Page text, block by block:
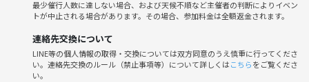
・勧誘・営業・告知・引き抜き・しつこいナンパ・暴言など
・開催内容や風景写真、動画のSNS等への無許可投稿
サークルやイベントの輪を乱す行動をする方、運営側の指示に従ってい
ただけない方や運営側が参加者様としてふさわしくないと判断した方
最少催行人数に達しない場合、および天候不順など主催者の判断によりイベン
トが中止される場合があります。その場合、参加料金は全額返金されます。
連絡先交換について
LINE等の個人情報の取得・交換については双方同意のうえ慎重に行ってくださ
い。連絡先交換のルール（禁止事項等）について詳しくはこちらをご覧くださ
い。